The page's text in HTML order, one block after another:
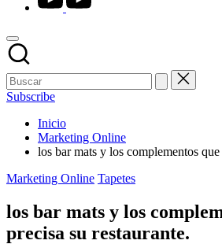
Subscribe
Inicio
Marketing Online
los bar mats y los complementos que
Publicado
Marketing Online Tapetes
los bar mats y los
precisa su restaurante.